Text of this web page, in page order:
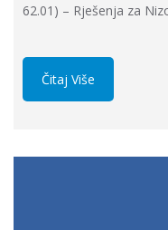
62.01) – Rješenja za
Čitaj Više